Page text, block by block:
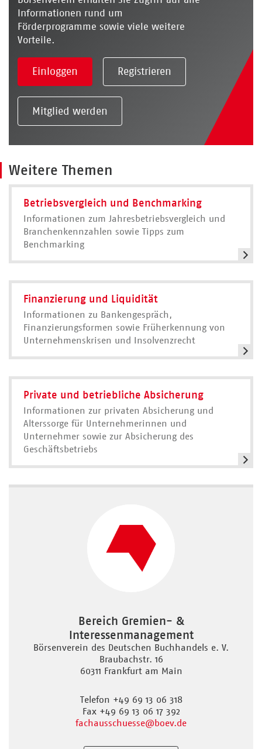
Informationen rund um
Förderprogramme sowie viele weitere
Vorteile.
Einloggen Registrieren
Mitglied werden
Weitere Themen
Betriebsvergleich und Benchmarking
Informationen zum Jahresbetriebsvergleich und
Branchenkennzahlen sowie Tipps zum
Benchmarking
Finanzierung und Liquidität
Informationen zu Bankengespräch,
Finanzierungsformen sowie Früherkennung von
Unternehmenskrisen und Insolvenzrecht
Private und betriebliche Absicherung
Informationen zur privaten Absicherung und
Alterssorge für Unternehmerinnen und
Unternehmer sowie zur Absicherung des
Geschäftsbetriebs
Bereich Gremien- &
Interessenmanagement
Börsenverein des Deutschen Buchhandels e. V.
Braubachstr. 16
60311 Frankfurt am Main
Telefon +49 69 13 06 318
Fax +49 69 13 06 17 392
fachausschuesse@boev.de